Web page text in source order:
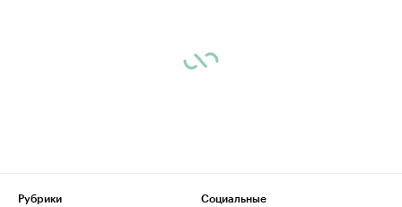
Рубрики
Социальные